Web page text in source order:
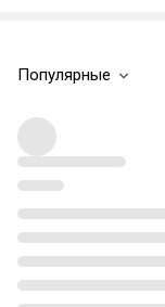
Популярные